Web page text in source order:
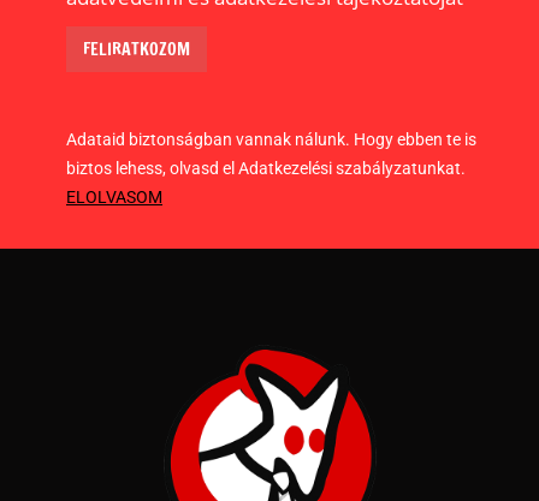
Adataid biztonságban vannak nálunk. Hogy ebben te is
biztos lehess, olvasd el Adatkezelési szabályzatunkat.
ELOLVASOM